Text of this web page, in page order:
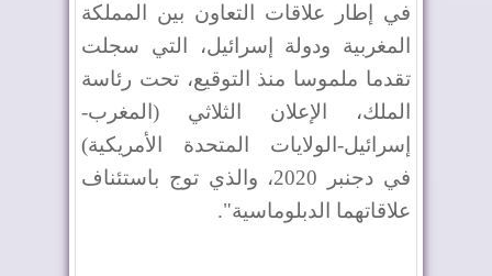
في إطار علاقات التعاون بين المملكة
المغربية ودولة إسرائيل، التي سجلت
تقدما ملموسا منذ التوقيع، تحت رئاسة
الملك، الإعلان الثلاثي (المغرب-
إسرائيل-الولايات المتحدة الأمريكية)
في دجنبر 2020، والذي توج باستئناف
علاقاتهما الدبلوماسية".